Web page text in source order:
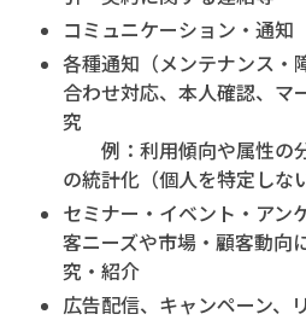
コミュニケーション・通知
各種通知（メンテナンス・
合わせ対応、本人確認、マ
究
例：利用傾向や属性の
の統計化（個人を特定しな
セミナー・イベント・アン
客ニーズや市場・顧客動向
究・紹介
広告配信、キャンペーン、